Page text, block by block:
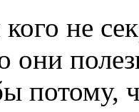
не
они
потому,